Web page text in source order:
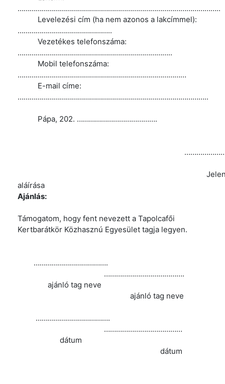
………………………………………………………………………………………..
Levelezési cím (ha nem azonos a lakcímmel):
………………………………………..
Vezetékes telefonszáma:
…………………………………………………………………..
Mobil telefonszáma:
…………………………………………………………………………
E-mail címe:
…………………………………………………………………………………..
Pápa, 202. ………………………………….
aláírása
Ajánlás:
Támogatom, hogy fent nevezett a Tapolcafői
Kertbarátkör Közhasznú Egyesület tagja legyen.
……………………………….
………………………………….
ajánló tag neve
ajánló tag neve
……………………………….
…………………………………
dátum
dátum